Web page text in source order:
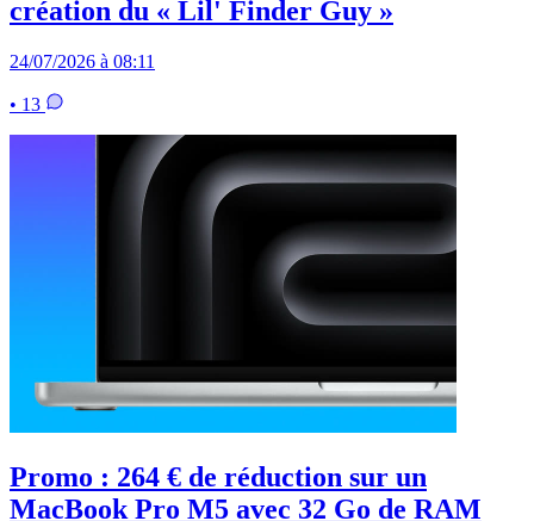
création du « Lil' Finder Guy »
24/07/2026 à 08:11
• 13
Promo : 264 € de réduction sur un
MacBook Pro M5 avec 32 Go de RAM